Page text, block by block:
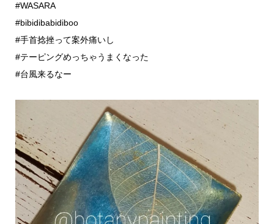
#WASARA
#bibidibabidiboo
#手首捻挫って案外痛いし
#テーピングめっちゃうまくなった
#台風来るなー